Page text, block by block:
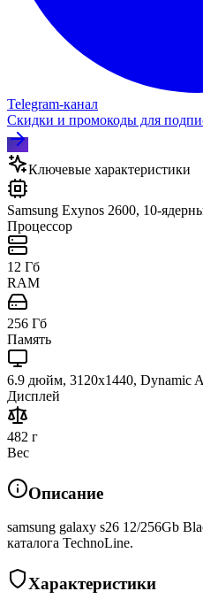
Telegram‑канал
Скидки и промокоды для
Ключевые характеристики
Samsung Exynos 2600, 10-
Процессор
12 Гб
RAM
256 Гб
Память
6.9 дюйм, 3120x1440, Dynamic
Дисплей
482 г
Вес
Описание
samsung galaxy s26 12/256Gb
каталога TechnoLine.
Характеристики